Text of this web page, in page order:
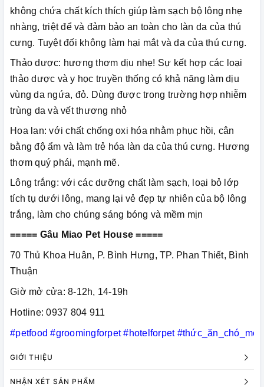
không chứa chất kích thích giúp làm sạch bộ lông nhẹ
nhàng, triệt để và đảm bảo an toàn cho làn da của thú
cưng. Tuyệt đối không làm hại mắt và da của thú cưng.
Thảo dược: hương thơm dịu nhẹ! Sự kết hợp các loại
thảo dược và y học truyền thống có khả năng làm dịu
vùng da ngứa, đỏ. Dùng được trong trường hợp nhiễm
trùng da và vết thương nhỏ
Hoa lan: với chất chống oxi hóa nhằm phục hồi, cân
bằng độ ẩm và làm trẻ hóa làn da của thú cưng. Hương
thơm quý phái, mạnh mẽ.
Lông trắng: với các dưỡng chất làm sạch, loại bỏ lớp
tích tụ dưới lông, mang lại vẻ đẹp tự nhiên của bộ lông
trắng, làm cho chúng sáng bóng và mềm mịn
===== Gâu Miao Pet House =====
70 Thủ Khoa Huân, P. Bình Hưng, TP. Phan Thiết, Bình
Thuận
Giờ mở cửa: 8-12h, 14-19h
Hotline: 0937 804 911
#petfood #groomingforpet #hotelforpet #thức_ăn_chó_mèo
GIỚI THIỆU
NHẬN XÉT SẢN PHẨM